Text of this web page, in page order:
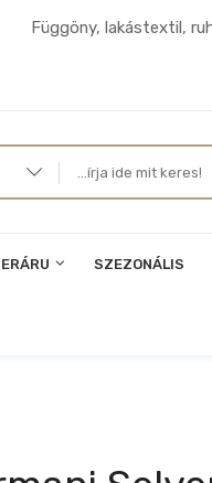
Függöny, lakástextil,
SZEZONÁLIS